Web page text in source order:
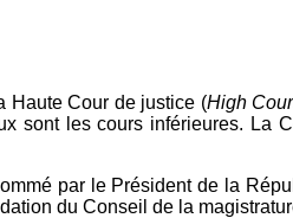
Haute Cour de justice (High
sont les cours inférieures. La
par le Président de la
du Conseil de la